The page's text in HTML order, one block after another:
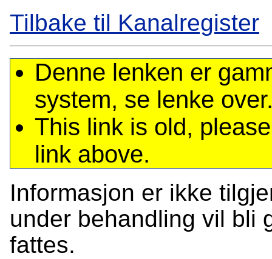
Tilbake til Kanalregister
Denne lenken er
system, se lenke
This link is old,
link above.
Informasjon er ikke
under behandling vil bli
fattes.